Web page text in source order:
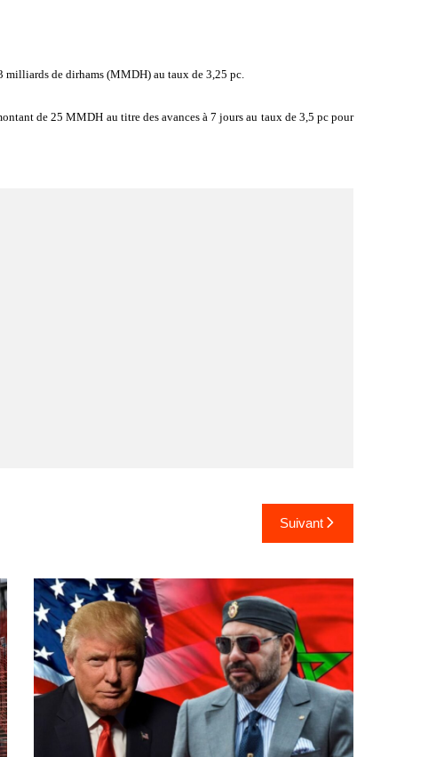
milliards de dirhams (MMDH) au taux de 3,25 pc.
de 25 MMDH au titre des avances à 7 jours au taux de 3,5 pc pour
Suivant